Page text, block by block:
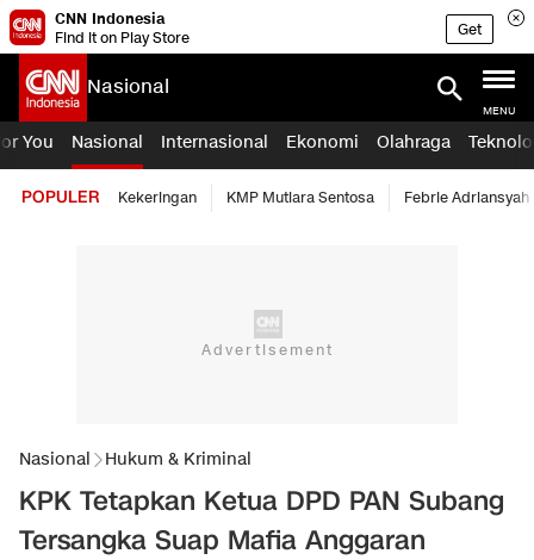
CNN Indonesia
Find it on Play Store
Get
Nasional
MENU
You Nasional Internasional Ekonomi Olahraga
POPULER Kekeringan KMP Mutiara Sentosa Febrie Adriansyah
Nasional Hukum & Kriminal
KPK Tetapkan Ketua DPD PAN Subang
Tersangka Suap Mafia Anggaran